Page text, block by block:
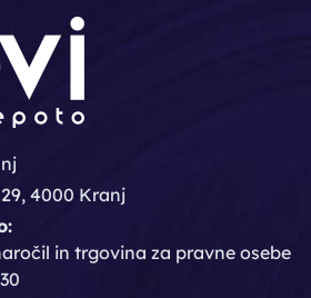
4000 Kranj
in trgovina za pravne osebe